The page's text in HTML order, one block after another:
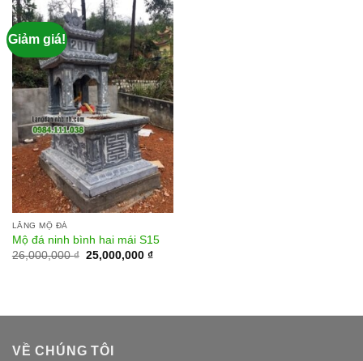
Giảm giá!
LĂNG MỘ ĐÁ
Mộ đá ninh bình hai mái S15
26,000,000₫ 25,000,000 ₫
VỀ CHÚNG TÔI